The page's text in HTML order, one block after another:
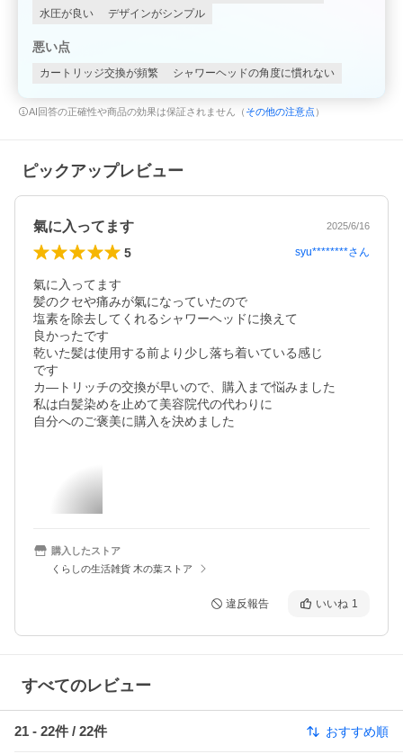
水圧が良い
デザインがシンプル
悪い点
カートリッジ交換が頻繁 シャワーヘッドの角度に慣れない
AI回答の正確性や商品の効果は保証されません（ その他の注意点 ）
ピックアップレビュー
氣に入ってます 2025/6/16
5 syu********さん
氣に入ってます
髪のクセや痛みが氣になっていたので
塩素を除去してくれるシャワーヘッドに換えて
良かったです
乾いた髪は使用する前より少し落ち着いている感じ
です
カ―トリッチの交換が早いので、購入まで悩みました
私は白髪染めを止めて美容院代の代わりに
自分へのご褒美に購入を決めました
購入したストア
くらしの生活雑貨 木の葉ストア
違反報告 いいね 1
すべてのレビュー
21 - 22件 / 22件 おすすめ順